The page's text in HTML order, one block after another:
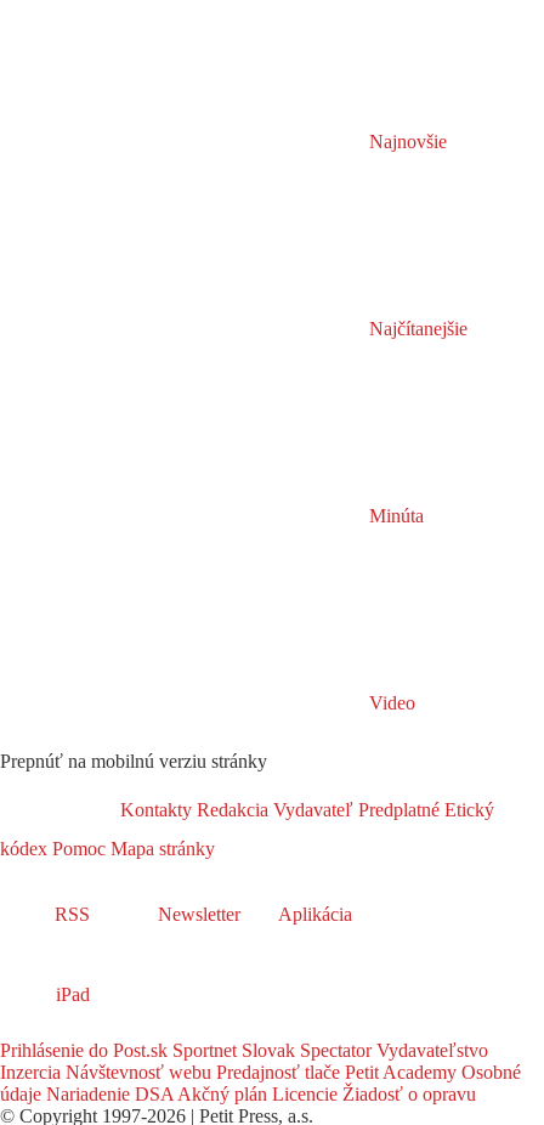
Najnovšie
Najčítanejšie
Minúta
Video
Prepnúť na mobilnú verziu stránky
Kontakty Redakcia Vydavateľ Predplatné Etický
kódex Pomoc Mapa stránky
RSS Newsletter Aplikácia
iPad
Prihlásenie do Post.sk Sportnet Slovak SpectatorVydavateľstvo
Inzercia Návštevnosť webu Predajnosť tlače Petit Academy Osobné
údaje Nariadenie DSA Akčný plán Licencie Žiadosť o opravu
© Copyright 1997-2026 | Petit Press, a.s.